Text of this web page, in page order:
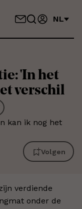
NL
'In het
verschil
Volgen
verdiende
onder de